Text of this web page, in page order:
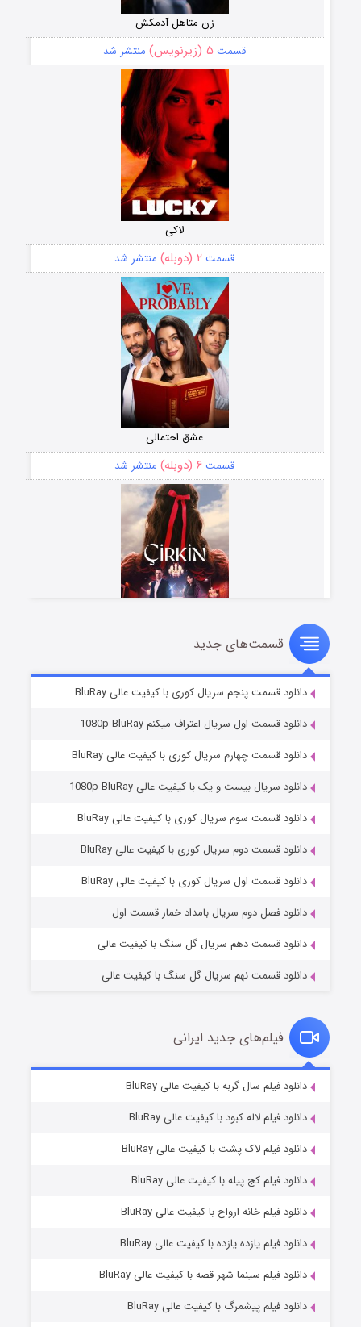
زن متاهل آدمکش
قسمت ۵ (زیرنویس) منتشر شد
لاکی
قسمت ۲ (دوبله) منتشر شد
عشق احتمالی
قسمت ۶ (دوبله) منتشر شد
سریال زشت
قسمت۵ (زیرنویس) منتشر شد
وستی ها
قسمت۱ (زیرنویس) منتشر شد
قسمت۶ (زیرنویس) منتشر شد
قسمت‌های جدید
دانلود قسمت پنجم سریال کوری با کیفیت عالی BluRay
دانلود قسمت اول سریال اعتراف میکنم 1080p BluRay
دانلود قسمت چهارم سریال کوری با کیفیت عالی BluRay
دانلود سریال بیست و یک با کیفیت عالی 1080p BluRay
دانلود قسمت سوم سریال کوری با کیفیت عالی BluRay
دانلود قسمت دوم سریال کوری با کیفیت عالی BluRay
دانلود قسمت اول سریال کوری با کیفیت عالی BluRay
دانلود فصل دوم سریال بامداد خمار قسمت اول
دانلود قسمت دهم سریال گل سنگ با کیفیت عالی
دانلود قسمت نهم سریال گل سنگ با کیفیت عالی
فیلم‌های جدید ایرانی
دانلود فیلم سال گربه با کیفیت عالی BluRay
دانلود فیلم لاله کبود با کیفیت عالی BluRay
دانلود فیلم لاک پشت با کیفیت عالی BluRay
دانلود فیلم کج‌ پیله با کیفیت عالی BluRay
دانلود فیلم خانه ارواح با کیفیت عالی BluRay
دانلود فیلم یازده یازده با کیفیت عالی BluRay
دانلود فیلم سینما شهر قصه با کیفیت عالی BluRay
دانلود فیلم پیشمرگ با کیفیت عالی BluRay